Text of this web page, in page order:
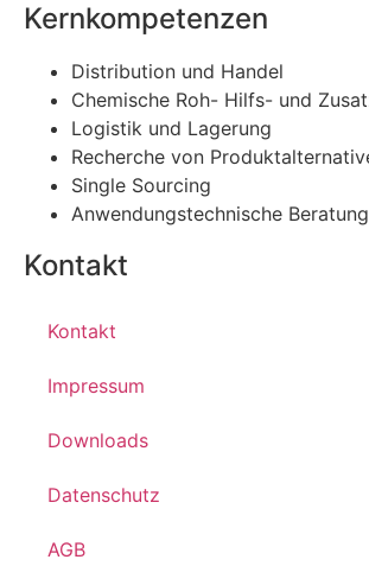
Kernkompetenzen
Distribution und Handel
Chemische Roh- Hilfs- und
Logistik und Lagerung
Recherche von
Single Sourcing
Anwendungstechnische Beratung
Kontakt
Kontakt
Impressum
Downloads
Datenschutz
AGB